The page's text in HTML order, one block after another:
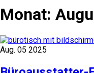
Monat:
Aug. 05 2025